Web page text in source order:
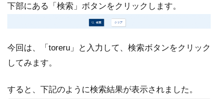
下部にある「検索」ボタンをクリックします。
今回は、「toreru」と入力して、検索ボタンをクリック
してみます。
すると、下記のように検索結果が表示されました。